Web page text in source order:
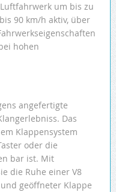
um bis zu
90 km/h aktiv, über
hohen
angefertigte
Das
Klappensystem
oder die
bar ist. Mit
die Ruhe einer V8
geöffneter Klappe